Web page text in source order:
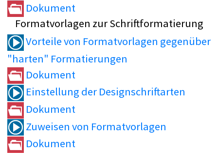
Dokument
Formatvorlagen zur Schriftformatierung
Vorteile von Formatvorlagen gegenüber
"harten" Formatierungen
Dokument
Einstellung der Designschriftarten
Dokument
Zuweisen von Formatvorlagen
Dokument